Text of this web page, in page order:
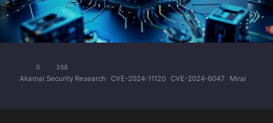
0 358
Akamai Security Research CVE-2024-11120 CVE-2024-6047 Mirai